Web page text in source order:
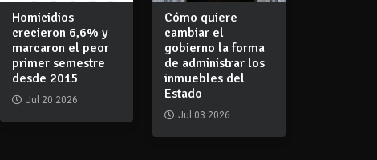
Homicidios
crecieron 6,6% y
marcaron el peor
primer semestre
desde 2015
Jul 20 2026
Cómo quiere
cambiar el
gobierno la forma
de administrar los
inmuebles del
Estado
Jul 03 2026